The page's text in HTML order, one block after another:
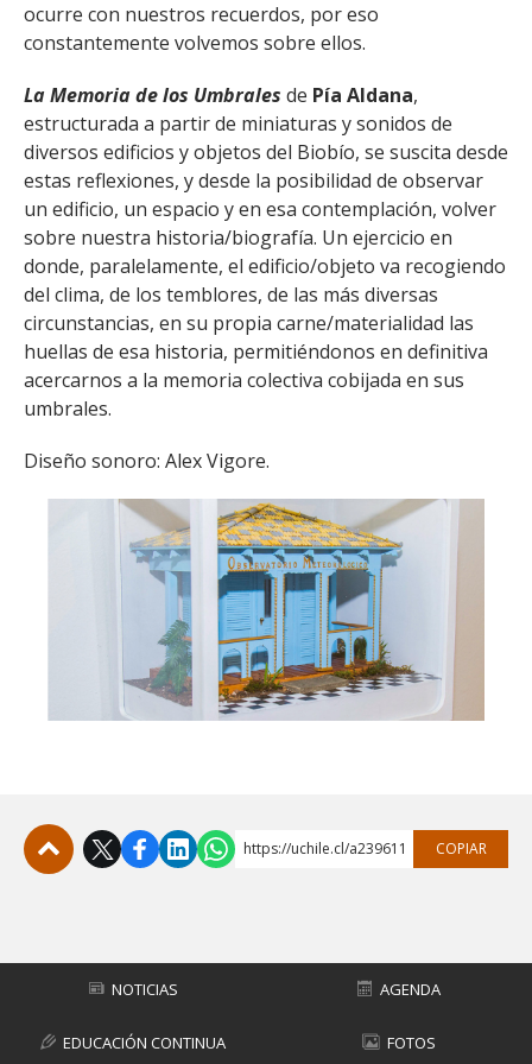
ocurre con nuestros recuerdos, por eso
constantemente volvemos sobre ellos.
La Memoria de los Umbrales de Pía Aldana,
estructurada a partir de miniaturas y sonidos de
diversos edificios y objetos del Biobío, se suscita desde
estas reflexiones, y desde la posibilidad de observar
un edificio, un espacio y en esa contemplación, volver
sobre nuestra historia/biografía. Un ejercicio en
donde, paralelamente, el edificio/objeto va recogiendo
del clima, de los temblores, de las más diversas
circunstancias, en su propia carne/materialidad las
huellas de esa historia, permitiéndonos en definitiva
acercarnos a la memoria colectiva cobijada en sus
umbrales.
Diseño sonoro: Alex Vigore.
https://uchile.cl/a239611 COPIAR
NOTICIAS AGENDA
EDUCACIÓN CONTINUA FOTOS